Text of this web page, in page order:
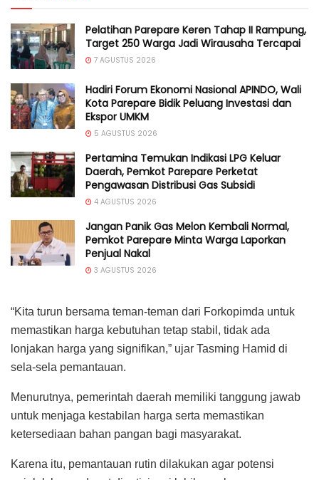
Pelatihan Parepare Keren Tahap II Rampung,
Target 250 Warga Jadi Wirausaha Tercapai
7 AGUSTUS 2026
Hadiri Forum Ekonomi Nasional APINDO, Wali
Kota Parepare Bidik Peluang Investasi dan
Ekspor UMKM
5 AGUSTUS 2026
Pertamina Temukan Indikasi LPG Keluar
Daerah, Pemkot Parepare Perketat
Pengawasan Distribusi Gas Subsidi
4 AGUSTUS 2026
Jangan Panik Gas Melon Kembali Normal,
Pemkot Parepare Minta Warga Laporkan
Penjual Nakal
3 AGUSTUS 2026
“Kita turun bersama teman-teman dari Forkopimda untuk
memastikan harga kebutuhan tetap stabil, tidak ada
lonjakan harga yang signifikan,” ujar Tasming Hamid di
sela-sela pemantauan.
Menurutnya, pemerintah daerah memiliki tanggung jawab
untuk menjaga kestabilan harga serta memastikan
ketersediaan bahan pangan bagi masyarakat.
Karena itu, pemantauan rutin dilakukan agar potensi